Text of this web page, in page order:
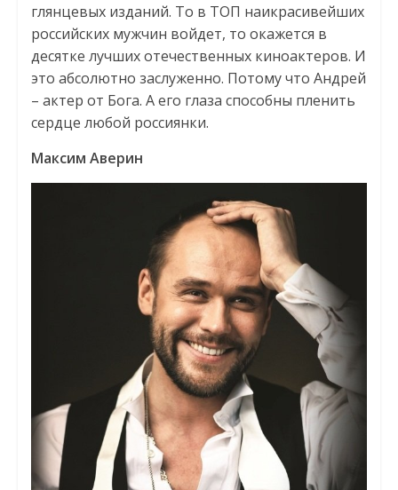
глянцевых изданий. То в ТОП наикрасивейших
российских мужчин войдет, то окажется в
десятке лучших отечественных киноактеров. И
это абсолютно заслуженно. Потому что Андрей
– актер от Бога. А его глаза способны пленить
сердце любой россиянки.
Максим Аверин